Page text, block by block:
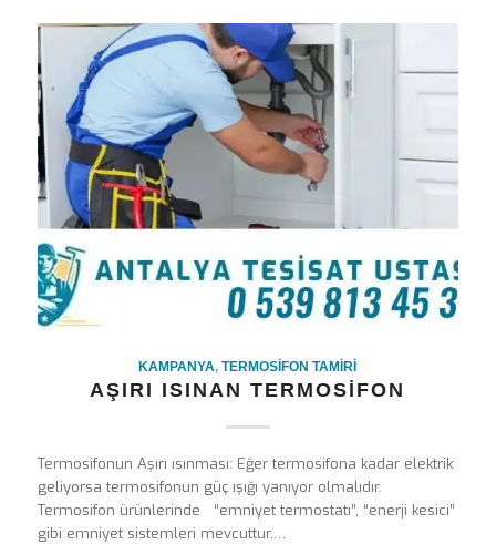
KAMPANYA,TERMOSIFON TAMIRI
AŞIRI ISINAN TERMOSIFON
Termosifonun Aşırı ısınması: Eğer termosifona kadar elektrik
geliyorsa termosifonun güç ışığı yanıyor olmalıdır.
Termosifon ürünlerinde “emniyet termostatı”, “enerji kesici”
gibi emniyet sistemleri mevcuttur.…